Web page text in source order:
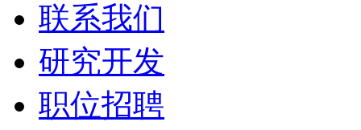
联系我们
研究开发
职位招聘